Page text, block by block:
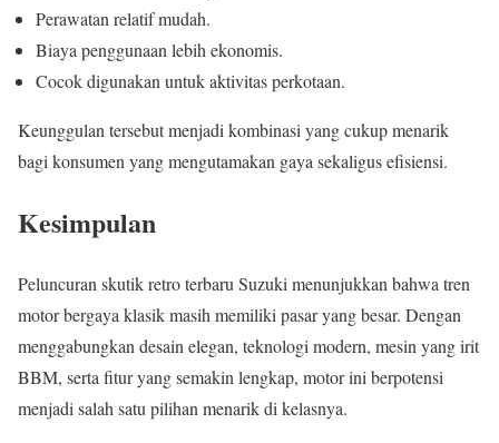
Perawatan relatif mudah.
Biaya penggunaan lebih ekonomis.
Cocok digunakan untuk aktivitas perkotaan.
Keunggulan tersebut menjadi kombinasi yang cukup menarik
bagi konsumen yang mengutamakan gaya sekaligus efisiensi.
Kesimpulan
Peluncuran skutik retro terbaru Suzuki menunjukkan bahwa tren
motor bergaya klasik masih memiliki pasar yang besar. Dengan
menggabungkan desain elegan, teknologi modern, mesin yang irit
BBM, serta fitur yang semakin lengkap, motor ini berpotensi
menjadi salah satu pilihan menarik di kelasnya.